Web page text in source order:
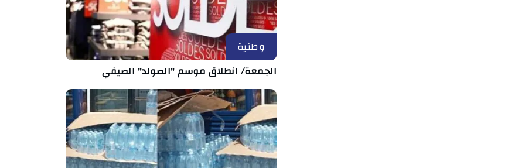
وطنية
الجمعة/ انطلاق موسم "الصولد" الصيفي